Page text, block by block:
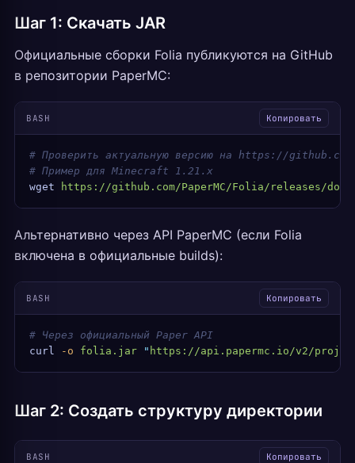
Шаг 1: Скачать JAR
Официальные сборки Folia публикуются на GitHub
в репозитории PaperMC:
BASH Копировать
# Проверить актуальную версию на https://
# Пример для Minecraft 1.21.x
wget https://github.com/PaperMC/Folia/releases/
Альтернативно через API PaperMC (если Folia
включена в официальные builds):
BASH Копировать
# Через официальный Paper API
curl -o folia.jar " https://api.papermc.io/v2/
Шаг 2: Создать структуру директории
BASH Копировать